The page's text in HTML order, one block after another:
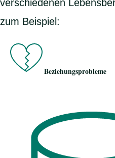
verschiedenen
zum Beispiel:
Beziehungsprobleme